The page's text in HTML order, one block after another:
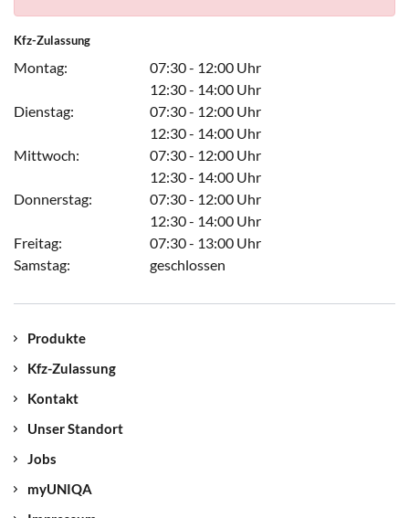
Kfz-Zulassung
Montag:
07:30 - 12:00 Uhr
12:30 - 14:00 Uhr
Dienstag:
07:30 - 12:00 Uhr
12:30 - 14:00 Uhr
Mittwoch:
07:30 - 12:00 Uhr
12:30 - 14:00 Uhr
Donnerstag:
07:30 - 12:00 Uhr
12:30 - 14:00 Uhr
Freitag:
07:30 - 13:00 Uhr
Samstag:
geschlossen
Produkte
Kfz-Zulassung
Kontakt
Unser Standort
Jobs
myUNIQA